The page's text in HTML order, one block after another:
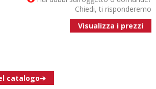
Chiedi, ti risponderemo
Visualizza i prezzi
catalogo➔